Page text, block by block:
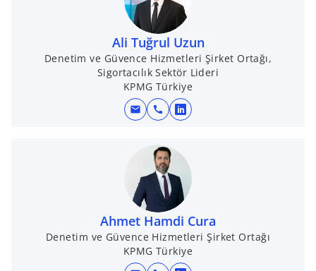
i
n
a
n
e
w
t
Ali Tuğrul Uzun
Denetim ve Güvence Hizmetleri Şirket Ortağı,
Sigortacılık Sektör Lideri
KPMG Türkiye
mail call
o
e
s
i
n
a
n
Ahmet Hamdi Cura
Denetim ve Güvence Hizmetleri Şirket Ortağı
KPMG Türkiye